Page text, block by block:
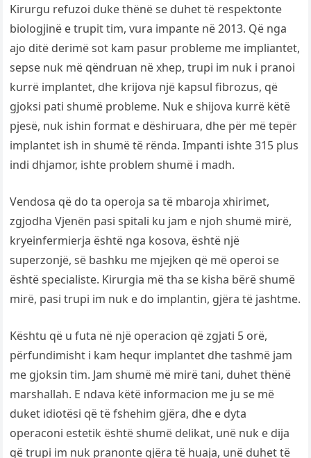
Kirurgu refuzoi duke thënë se duhet të respektonte
biologjinë e trupit tim, vura impante në 2013. Që nga
ajo ditë derimë sot kam pasur probleme me impliantet,
sepse nuk më qëndruan në xhep, trupi im nuk i pranoi
kurrë implantet, dhe krijova një kapsul fibrozus, që
gjoksi pati shumë probleme. Nuk e shijova kurrë këtë
pjesë, nuk ishin format e dëshiruara, dhe për më tepër
implantet ish in shumë të rënda. Impanti ishte 315 plus
indi dhjamor, ishte problem shumë i madh.
Vendosa që do ta operoja sa të mbaroja xhirimet,
zgjodha Vjenën pasi spitali ku jam e njoh shumë mirë,
kryeinfermierja është nga kosova, është një
superzonjë, së bashku me mjejken që më operoi se
është specialiste. Kirurgia më tha se kisha bërë shumë
mirë, pasi trupi im nuk e do implantin, gjëra të jashtme.
Kështu që u futa në një operacion që zgjati 5 orë,
përfundimisht i kam hequr implantet dhe tashmë jam
me gjoksin tim. Jam shumë më mirë tani, duhet thënë
marshallah. E ndava këtë informacion me ju se më
duket idiotësi që të fshehim gjëra, dhe e dyta
operaconi estetik është shumë delikat, unë nuk e dija
që trupi im nuk pranonte gjëra të huaja, unë duhet të